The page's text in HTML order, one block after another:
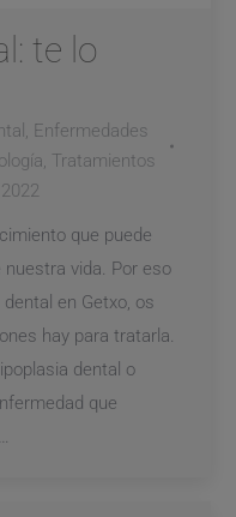
te lo
, Enfermedades
, Tratamientos
que puede
vida. Por eso
en Getxo, os
hay para tratarla.
dental o
que